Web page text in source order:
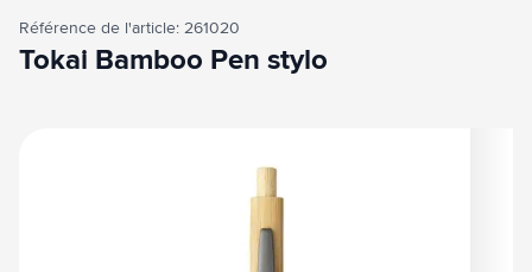
Référence de l'article: 261020
Tokai Bamboo Pen stylo